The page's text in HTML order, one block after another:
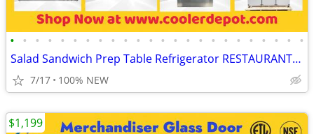
• • • • • • • • • • • • • • • • • • • • • • • •
Salad Sandwich Prep Table Refrigerator RESTAURANT EQUIPMENT
7/17 100% NEW
$1,199